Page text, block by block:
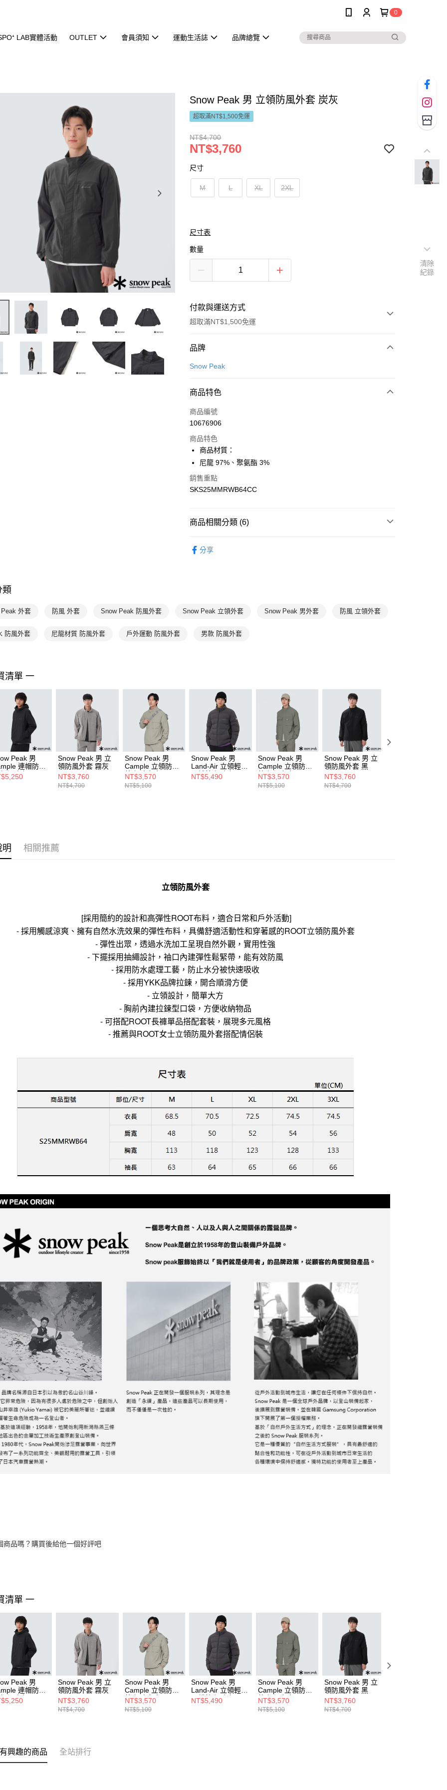
0
LAB實體活動 OUTLET 會員須知 運動生活誌 品牌總覽
Snow Peak 男 立領防風外套 炭灰
超取滿NT$1,500免運
NT$4,700
NT$3,760
尺寸
M L XL 2XL
尺寸表
數量
付款與運送方式
超取滿NT$1,500免運
付款方式
信用卡一次付款
悠遊付
運送方式
每筆NT$100，滿NT$1,500(含以上)免運費
每筆NT$100，滿NT$1,500(含以上)免運費
品牌
Snow Peak
商品特色
商品編號
10676906
商品特色
商品材質：
尼龍 97%、聚氨酯 3%
銷售重點
SKS25MMRWB64CC
商品相關分類 (6)
Snow Peak韓系 🈹季末折扣↘
分享
類
外套 防風 外套 Snow Peak 防風外套 Snow Peak 立領外套 Snow Peak 男外套 防風 立領外套
防風外套 尼龍材質 防風外套 戶外運動 防風外套 男款 防風外套
清單 一
Peak 男
連帽防風
深炭灰
Snow Peak 男 立
領防風外套 霧灰
NT$3,760
NT$4,700
Snow Peak 男
Cample 立領防風
外套 米灰色
NT$3,570
NT$5,100
Snow Peak 男
Land-Air 立領輕量
羽絨外套 炭灰
NT$5,490
Snow Peak 男
Cample 立領防風
外套 深灰色
NT$3,570
NT$5,100
Snow Peak 男 立
領防風外套 黑
NT$3,760
NT$4,700
明 相關推薦
立領防風外套
[採用簡約的設計和高彈性ROOT布料，適合日常和戶外活動]
- 採用觸感涼爽、擁有自然水洗效果的彈性布料，具備舒適活動性和穿著感的ROOT立領防風外套
- 彈性出眾，透過水洗加工呈現自然外觀，實用性強
- 下擺採用抽繩設計，袖口內建彈性鬆緊帶，能有效防風
- 採用防水處理工藝，防止水分被快速吸收
- 採用YKK品牌拉鍊，開合順滑方便
- 立領設計，簡單大方
- 胸前內建拉鍊型口袋，方便收納物品
- 可搭配ROOT長褲單品搭配套裝，展現多元風格
- 推薦與ROOT女士立領防風外套搭配情侶裝
商品嗎？購買後給他一個好評吧
清單 一
Peak 男
連帽防風
深炭灰
Snow Peak 男 立
領防風外套 霧灰
NT$3,760
NT$4,700
Snow Peak 男
Cample 立領防風
外套 米灰色
NT$3,570
NT$5,100
Snow Peak 男
Land-Air 立領輕量
羽絨外套 炭灰
NT$5,490
Snow Peak 男
Cample 立領防風
外套 深灰色
NT$3,570
NT$5,100
Snow Peak 男 立
領防風外套 黑
NT$3,760
NT$4,700
興趣的商品 全站排行
清除
紀錄